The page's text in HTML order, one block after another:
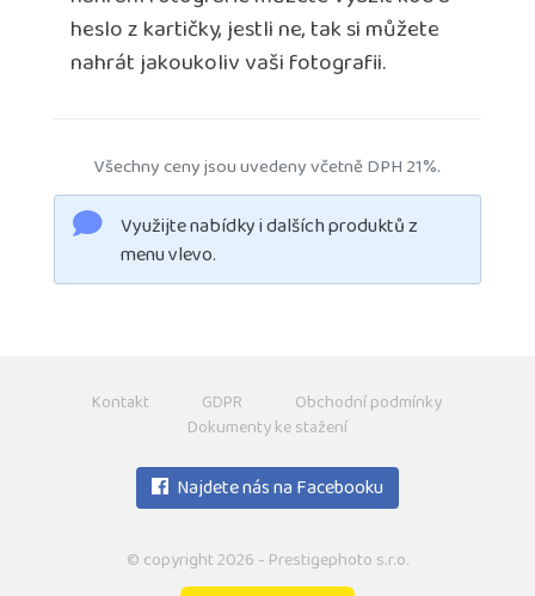
heslo z kartičky, jestli ne, tak si můžete
nahrát jakoukoliv vaši fotografii.
Všechny ceny jsou uvedeny včetně DPH 21%.
Využijte nabídky i dalších produktů z
menu vlevo.
Kontakt GDPR Obchodní podmínky
Dokumenty ke stažení
Najdete nás na Facebooku
© copyright 2026 - Prestigephoto s.r.o.